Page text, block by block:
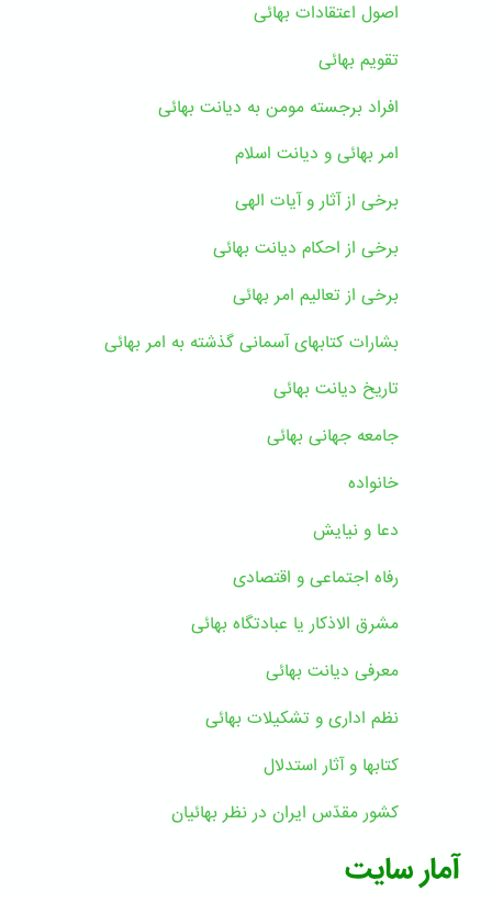
اصول اعتقادات بهائی
تقویم بهائی
افراد برجسته مومن به دیانت بهائی
امر بهائی و دیانت اسلام
برخی از آثار و آیات الهی
برخی از احکام دیانت بهائی
برخی از تعالیم امر بهائی
بشارات کتابهای آسمانی گذشته به امر بهائی
تاریخ دیانت بهائی
جامعه جهانی بهائی
خانواده
دعا و نیایش
رفاه اجتماعی و اقتصادی
مشرق الاذکار یا عبادتگاه بهائی
معرفی دیانت بهائی
نظم اداری و تشکیلات بهائی
کتابها و آثار استدلال
کشور مقدّس ایران در نظر بهائیان
آمار سایت